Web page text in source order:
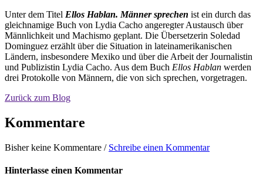
Unter dem Titel Ellos Hablan. Männer sprechen ist ein durch das
gleichnamige Buch von Lydia Cacho angeregter Austausch über
Männlichkeit und Machismo geplant. Die Übersetzerin Soledad
Dominguez erzählt über die Situation in lateinamerikanischen
Ländern, insbesondere Mexiko und über die Arbeit der Journalistin
und Publizistin Lydia Cacho. Aus dem Buch Ellos Hablan werden
drei Protokolle von Männern, die von sich sprechen, vorgetragen.
Zurück zum Blog
Kommentare
Bisher keine Kommentare / Schreibe einen Kommentar
Hinterlasse einen Kommentar